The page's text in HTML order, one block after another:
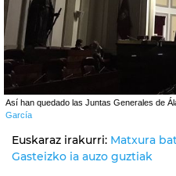
Así han quedado las Juntas Generales de
García
Euskaraz irakurri: Matxura
Gasteizko ia auzo guztiak